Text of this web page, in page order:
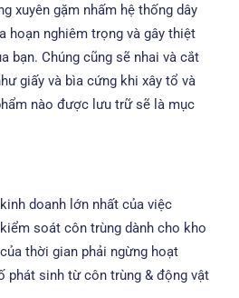
xuyên gặm nhấm hệ thống dây
hoạn nghiêm trọng và gây thiệt
bạn. Chúng cũng sẽ nhai và cắt
giấy và bìa cứng khi xây tổ và
nào được lưu trữ sẽ là mục
doanh lớn nhất của việc
soát côn trùng dành cho kho
thời gian phải ngừng hoạt
phát sinh từ côn trùng & động vật